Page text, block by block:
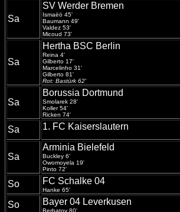
Sa
SV Werder Bremen
Ismaëö 45'
Baumann 49'
Valdez 53'
Micoud 73'
Sa
Hertha BSC Berlin
Reina 4'
Gilberto 17'
Marcelinho 31'
Gilberto 81'
Rot: Bastürk 62'
Sa
Borussia Dortmund
Smolarek 28'
Koller 54'
Ricken 74'
Sa 1. FC Kaiserslautern
Sa
Arminia Bielefeld
Buckley 6'
Owomoyela 19'
Pinto 72'
So FC Schalke 04
Hanke 65'
So Bayer 04 Leverkusen